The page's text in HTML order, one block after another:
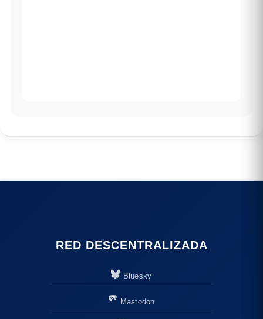
RED DESCENTRALIZADA
Bluesky
Mastodon